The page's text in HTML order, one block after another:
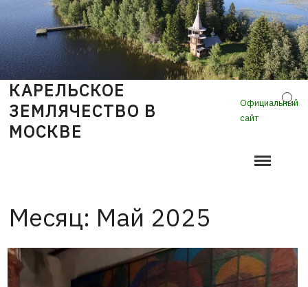
to
content
КАРЕЛЬСКОЕ
ЗЕМЛЯЧЕСТВО В
МОСКВЕ
Официальный
сайт
Месяц: Май 2025